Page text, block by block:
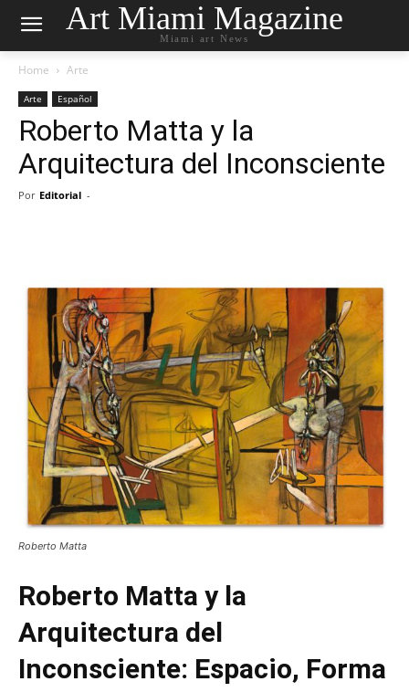
Art Miami Magazine
Miami art News
Home Arte
Arte Español
Roberto Matta y la
Arquitectura del Inconsciente
Por Editorial -
Roberto Matta
Roberto Matta y la
Arquitectura del
Inconsciente: Espacio, Forma